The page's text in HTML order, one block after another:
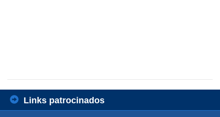
Links patrocinados